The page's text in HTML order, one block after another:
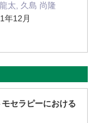
太, 久島 尚隆
12月
セラピーにおける